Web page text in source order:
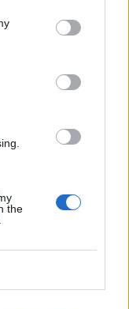
the
από
μολυσμένα